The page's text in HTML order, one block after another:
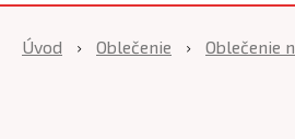
Úvod Oblečenie Oblečenie